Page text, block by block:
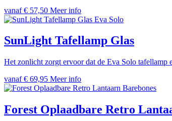
vanaf € 57,50 Meer info
Eva Solo
SunLight Tafellamp Glas
Het zonlicht zorgt ervoor dat de Eva Solo
vanaf € 69,95 Meer info
Barebones
Forest Oplaadbare Retro